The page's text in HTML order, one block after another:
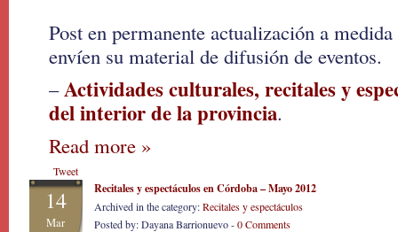
Post en permanente actualización a
envíen su material de difusión de eventos.
–Actividades culturales, recitales y
del interior de la provincia.
Read more »
Tweet
14
Mar
Recitales y espectáculos en Córdoba – Mayo 2012
Archived in the category:Recitales y espectáculos
Posted by: Dayana Barrionuevo -0 Comments